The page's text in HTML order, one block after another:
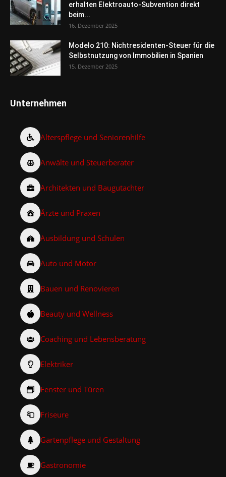
erhalten Elektroauto-Subvention direkt
beim...
16. Dezember 2025
Modelo 210: Nichtresidenten-Steuer für die
Selbstnutzung von Immobilien in Spanien
15. Dezember 2025
Unternehmen
Alterspflege und Seniorenhilfe
Anwälte und Steuerberater
Architekten und Baugutachter
Ärzte und Praxen
Ausbildung und Schulen
Auto und Motor
Bauen und Renovieren
Beauty und Wellness
Coaching und Lebensberatung
Elektriker
Fenster und Türen
Friseure
Gartenpflege und Gestaltung
Gastronomie